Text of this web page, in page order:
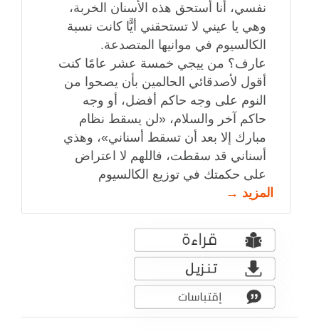
نفسي، أنا أستحق هذه الأسنان الخربة،
وهي يا عيني لا تستحقني أيًّا كانت نسبة
الكالسيوم في موانيها المتصدعة.
عارف؟ من ييجي خمسة عشر عامًا كنت
أقول لأصدقائي الحالمين بأن يصحوا من
النوم على وجه حاكم أفضل، أو وجه
حاكم آخر والسلام، «لن يسقط نظام
مبارك إلا بعد أن تسقط أسناني»، وهذي
أسناني قد سقطت، فاللهم لا اعتراض
على حكمتك في توزيع الكالسيوم
المزيد →